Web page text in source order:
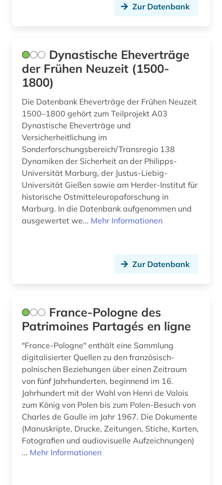
albrecht (1)
alfred escher (1)
algerien (1)
allgemeine kulturwissenschaft (1)
allgemeine sammelwerke (1)
allierte (1)
alltag (6)
alltagsgeschichte &lt;fach&gt; (4)
altdänisch (1)
alte drucke (1)
alte geschichte (7)
alte landesschule korbach (1)
alter orient (4)
alternativbewegung (2)
altersversorung (1)
altertum (19)
Irland (15)
Israel (35)
Italien (31)
Japan (7)
Jugoslawien (9)
Kanada (21)
Korea (3)
Kroatien (11)
Malta (1)
Mecklenburg-Vorpommern (9)
Mittelamerika (30)
Moldawien (7)
Monaco (1)
Montenegro (8)
Zur Datenbank
Dynastische Eheverträge
der Frühen Neuzeit (1500-
1800)
Die Datenbank Eheverträge der Frühen Neuzeit
1500–1800 gehört zum Teilprojekt A03
Dynastische Eheverträge und
Versicherheitlichung im
Sonderforschungsbereich/Transregio 138
Dynamiken der Sicherheit an der Philipps-
Universität Marburg, der Justus-Liebig-
Universität Gießen sowie am Herder-Institut für
historische Ostmitteleuropaforschung in
Marburg. In die Datenbank aufgenommen und
ausgewertet we... Mehr Informationen
Zur Datenbank
France-Pologne des
Patrimoines Partagés en ligne
"France-Pologne" enthält eine Sammlung
digitalisierter Quellen zu den französisch-
polnischen Beziehungen über einen Zeitraum
von fünf Jahrhunderten, beginnend im 16.
Jahrhundert mit der Wahl von Henri de Valois
zum König von Polen bis zum Polen-Besuch von
Charles de Gaulle im Jahr 1967. Die Dokumente
(Manuskripte, Drucke, Zeitungen, Stiche, Karten,
Fotografien und audiovisuelle Aufzeichnungen)
... Mehr Informationen